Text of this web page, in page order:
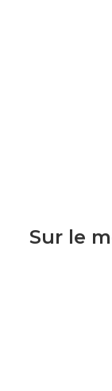
Sur le